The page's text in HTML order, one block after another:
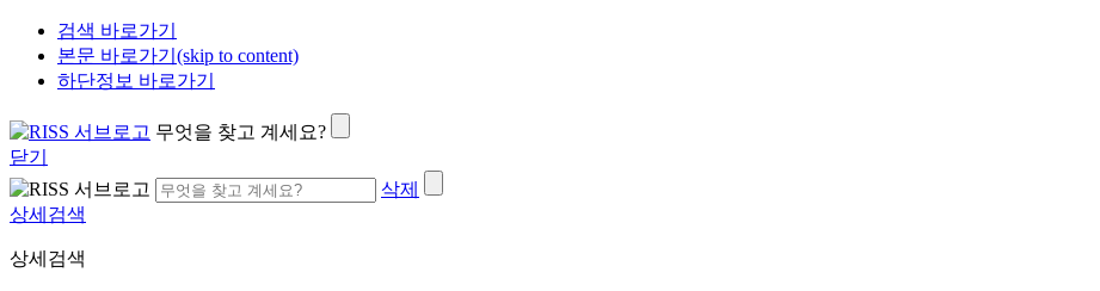
검색 바로가기
본문 바로가기(skip to content)
하단정보 바로가기
무엇을 찾고 계세요?
닫기
삭제
상세검색
상세검색